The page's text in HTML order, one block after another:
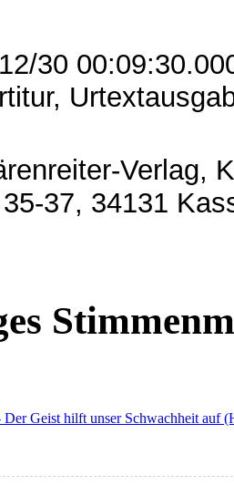
30
Verlag,
37, 34131
Geist hilft unser Schwachheit auf